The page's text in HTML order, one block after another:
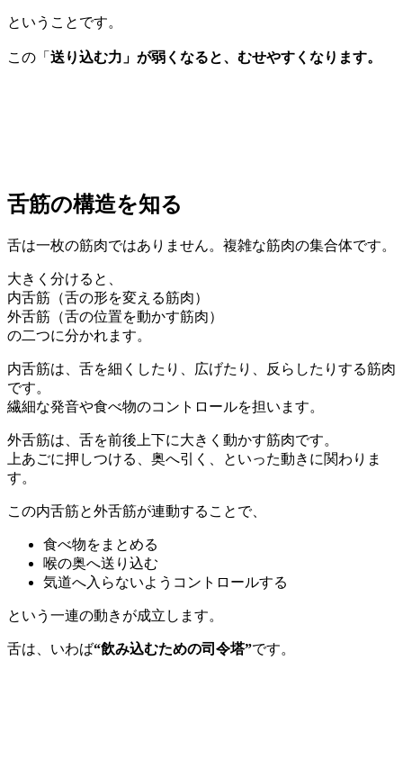
ということです。
この「 送り込む力」が弱くなると、むせやすくなります。
舌筋の構造を知る
舌は一枚の筋肉ではありません。複雑な筋肉の集合体です。
大きく分けると、
内舌筋（舌の形を変える筋肉）
外舌筋（舌の位置を動かす筋肉）
の二つに分かれます。
内舌筋は、舌を細くしたり、広げたり、反らしたりする筋肉
です。
繊細な発音や食べ物のコントロールを担います。
外舌筋は、舌を前後上下に大きく動かす筋肉です。
上あごに押しつける、奥へ引く、といった動きに関わりま
す。
この内舌筋と外舌筋が連動することで、
食べ物をまとめる
喉の奥へ送り込む
気道へ入らないようコントロールする
という一連の動きが成立します。
舌は、いわば“飲み込むための司令塔”です。